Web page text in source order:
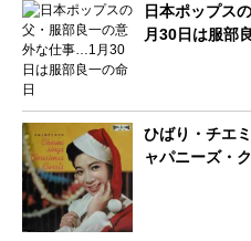
日本ポップス
月30日は服部
ひばり・チエ
ャパニーズ・